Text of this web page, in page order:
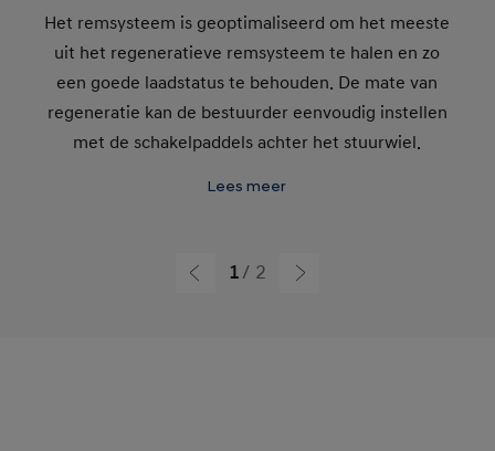
Het remsysteem is geoptimaliseerd om het meeste
uit het regeneratieve remsysteem te halen en zo
een goede laadstatus te behouden. De mate van
regeneratie kan de bestuurder eenvoudig instellen
met de schakelpaddels achter het stuurwiel.
Lees meer
1 2